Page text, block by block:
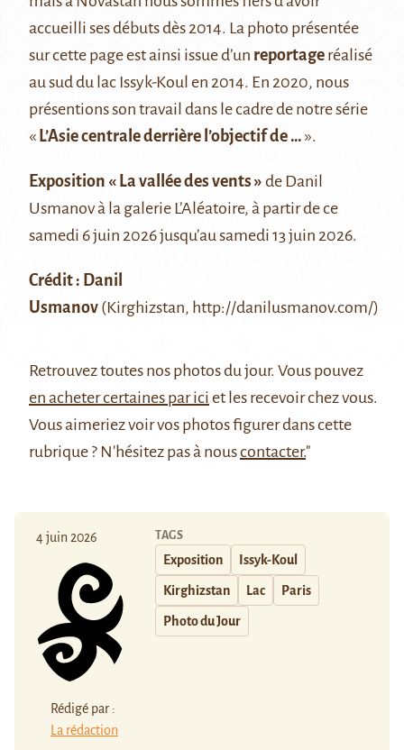
accueilli ses débuts dès 2014. La photo présentée
sur cette page est ainsi issue d’un reportage réalisé
au sud du lac Issyk-Koul en 2014. En 2020, nous
présentions son travail dans le cadre de notre série
« L’Asie centrale derrière l’objectif de … ».
Exposition « La vallée des vents » de Danil
Usmanov à la galerie L’Aléatoire, à partir de ce
samedi 6 juin 2026 jusqu’au samedi 13 juin 2026.
Crédit : Danil
Usmanov (Kirghizstan, http://danilusmanov.com/)
Retrouveztoutes nos photos du jour. Vous pouvez
en acheter certaines par ici et les recevoir chez vous.
Vous aimeriez voir vos photos figurer dans cette
rubrique ? N'hésitez pas à nouscontacter."
4 juin 2026
Rédigé par :
La rédaction
TAGS
Exposition Issyk-Koul
Kirghizstan Lac Paris
Photo du Jour